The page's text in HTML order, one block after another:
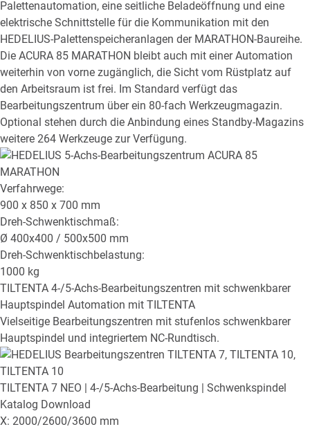
Palettenautomation, eine seitliche Beladeöffnung und eine
elektrische Schnittstelle für die Kommunikation mit den
HEDELIUS-Palettenspeicheranlagen der MARATHON-Baureihe.
Die ACURA 85 MARATHON bleibt auch mit einer Automation
weiterhin von vorne zugänglich, die Sicht vom Rüstplatz auf
den Arbeitsraum ist frei. Im Standard verfügt das
Bearbeitungszentrum über ein 80-fach Werkzeugmagazin.
Optional stehen durch die Anbindung eines Standby-Magazins
weitere 264 Werkzeuge zur Verfügung.
Verfahrwege:
900 x 850 x 700 mm
Dreh-Schwenktischmaß:
Ø 400x400 / 500x500 mm
Dreh-Schwenktischbelastung:
1000 kg
TILTENTA 4-/5-Achs-Bearbeitungszentren mit schwenkbarer
Hauptspindel Automation mit TILTENTA
Vielseitige Bearbeitungszentren mit stufenlos schwenkbarer
Hauptspindel und integriertem NC-Rundtisch.
TILTENTA 7 NEO
| 4-/5-Achs-Bearbeitung | Schwenkspindel
Katalog Download
X: 2000/2600/3600 mm